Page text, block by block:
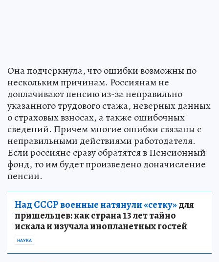
Она подчеркнула, что ошибки возможны по
нескольким причинам. Россиянам не
доплачивают пенсию из-за неправильно
указанного трудового стажа, неверных данных
о страховых взносах, а также ошибочных
сведений. Причем многие ошибки связаны с
неправильными действиями работодателя.
Если россияне сразу обратятся в Пенсионный
фонд, то им будет произведено доначисление
пенсии.
Над СССР военные натянули «сетку»для
пришельцев: как страна 13 лет тайно
искала и изучала инопланетных гостей
НАУКА